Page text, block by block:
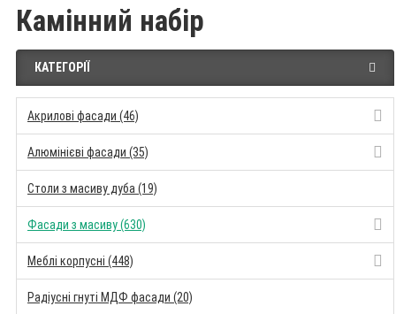
Камінний набір
КАТЕГОРІЇ
Акрилові фасади (46)
Алюмінієві фасади (35)
Столи з масиву дуба (19)
Фасади з масиву (630)
Меблі корпусні (448)
Радіусні гнуті МДФ фасади (20)